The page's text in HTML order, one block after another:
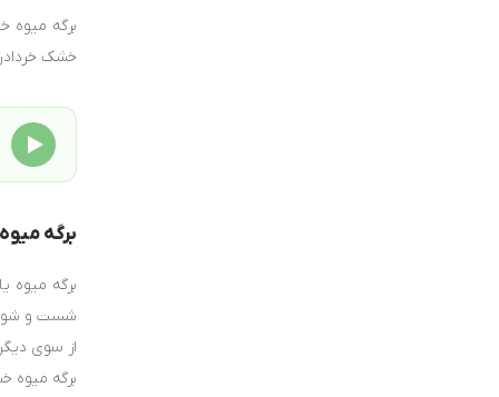
برگه
خشک
برگه میوه
برگه میوه
شست‌ و شوی
برگه میوه